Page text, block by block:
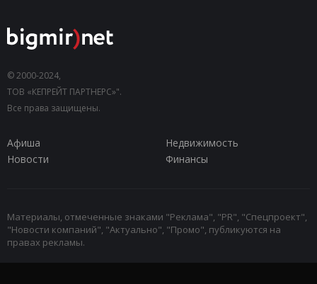
© 2000-2024,
ТОВ «КЕПРЕЙТ ПАРТНЕРС»".
Все права защищены.
Афиша
Недвижимость
Новости
Финансы
Материалы, отмеченные знаками "Реклама", "PR", "Спецпроект",
"Новости компаний", "Актуально", "Промо", публикуются на
правах рекламы.